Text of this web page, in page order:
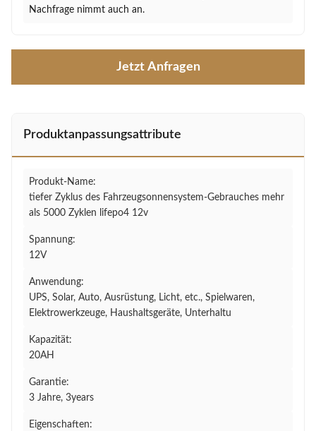
Nachfrage nimmt auch an.
Jetzt Anfragen
Produktanpassungsattribute
Produkt-Name:
tiefer Zyklus des Fahrzeugsonnensystem-Gebrauches mehr
als 5000 Zyklen lifepo4 12v
Spannung:
12V
Anwendung:
UPS, Solar, Auto, Ausrüstung, Licht, etc., Spielwaren,
Elektrowerkzeuge, Haushaltsgeräte, Unterhaltu
Kapazität:
20AH
Garantie:
3 Jahre, 3years
Eigenschaften: